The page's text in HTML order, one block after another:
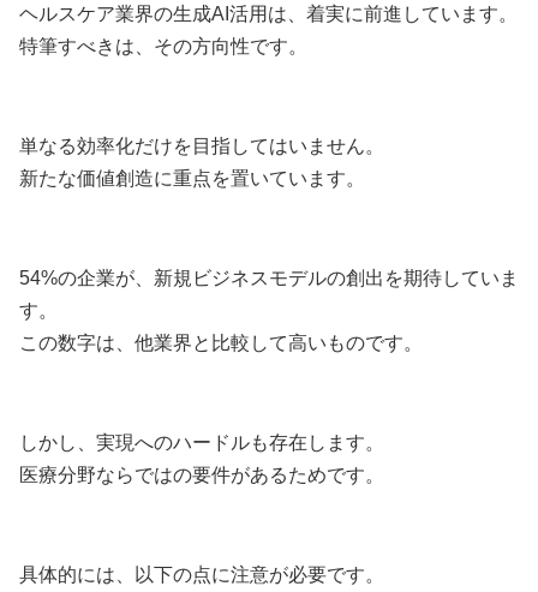
ヘルスケア業界の生成AI活用は、着実に前進しています。
特筆すべきは、その方向性です。
単なる効率化だけを目指してはいません。
新たな価値創造に重点を置いています。
54%の企業が、新規ビジネスモデルの創出を期待していま
す。
この数字は、他業界と比較して高いものです。
しかし、実現へのハードルも存在します。
医療分野ならではの要件があるためです。
具体的には、以下の点に注意が必要です。